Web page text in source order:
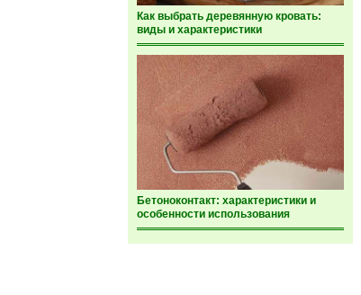
Как выбрать деревянную кровать:
виды и характеристики
Бетоноконтакт: характеристики и
особенности использования